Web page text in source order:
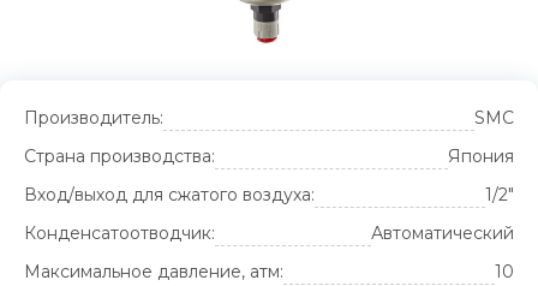
Производитель:
SMC
Страна производства:
Япония
Вход/выход для сжатого воздуха:
1/2"
Конденсатоотводчик:
Автоматический
Максимальное давление, атм:
10